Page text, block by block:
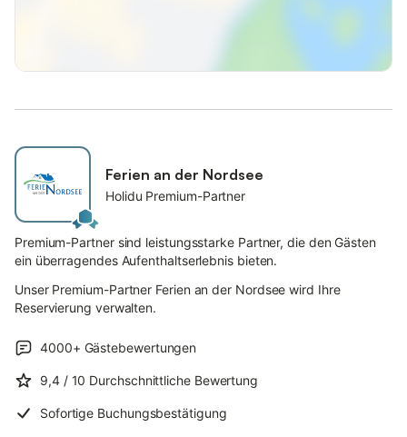
Ferien an der Nordsee
Holidu Premium-Partner
Premium-Partner sind leistungsstarke Partner, die den Gästen
ein überragendes Aufenthaltserlebnis bieten.
Unser Premium-Partner Ferien an der Nordsee wird Ihre
Reservierung verwalten.
4000+ Gästebewertungen
9,4 / 10 Durchschnittliche Bewertung
Sofortige Buchungsbestätigung